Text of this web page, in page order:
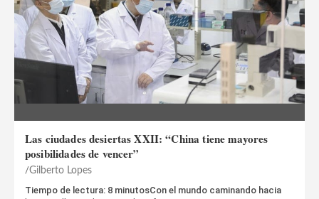
Las ciudades desiertas XXII: “China tiene mayores
posibilidades de vencer”
Gilberto Lopes
Tiempo de lectura: 8 minutosCon el mundo caminando hacia